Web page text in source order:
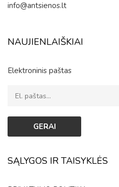
info@antsienos.lt
NAUJIENLAIŠKIAI
Elektroninis paštas
SĄLYGOS IR TAISYKLĖS